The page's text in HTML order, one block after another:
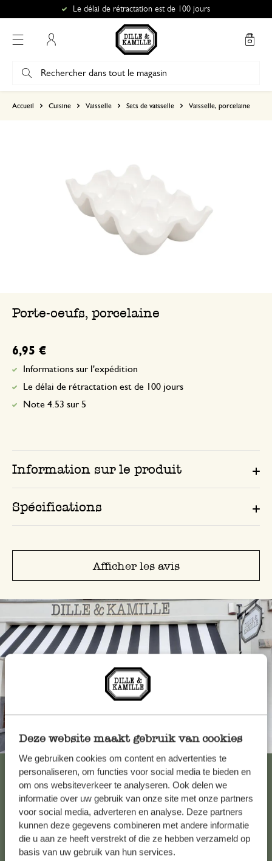
Deze website maakt gebruik van cookies
We gebruiken cookies om content en advertenties te
personaliseren, om functies voor social media te bieden en
om ons websiteverkeer te analyseren. Ook delen we
informatie over uw gebruik van onze site met onze partners
voor social media, adverteren en analyse. Deze partners
kunnen deze gegevens combineren met andere informatie
die u aan ze heeft verstrekt of die ze hebben verzameld op
basis van uw gebruik van hun services.
Le délai de rétractation est de 100 jours
Accueil Cuisine Vaisselle Sets de vaisselle Vaisselle, porcelaine
Porte-oeufs, porcelaine
6,95 €
Informations sur l'expédition
Le délai de rétractation est de 100 jours
Note 4.53 sur 5
Information sur le produit
Spécifications
Afficher les avis
Toujours à proximité
Voir les 62 magasins
Service clientèle
Pour toute question ou demande de conseil ou d’aide,
9 juin 2025